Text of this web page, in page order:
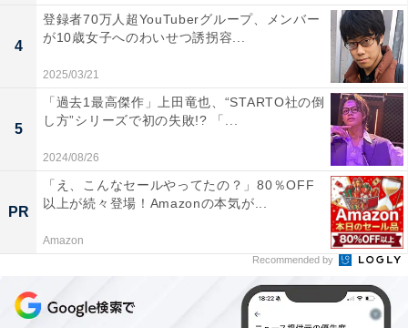
4
登録者70万人超YouTuberグループ、メンバー
が10歳女子へのわいせつ誘拐容...
2025/03/21
5
「過去1最高傑作」上田竜也、“STARTO社の倒
し方”シリーズで初の失敗!? 「...
2024/08/26
PR
「え、こんなセールやってたの？」80％OFF
以上が続々登場！Amazonの本気が...
Amazon
Recommended by